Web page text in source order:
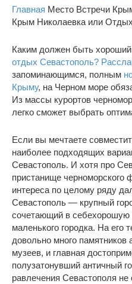
Главная Место Встречи
Крым Николаевка или
Каким должен быть
отдых Севастополь?
запоминающимся, полным
Крыму, на Черном море
Из массы курортов
легко сможет выбрать
Если вы мечтаете
наиболее подходящих
Севастополь. И хотя про
пристанище черноморского
интереса по целому ряду
Севастополь — крупный
сочетающий в себехорошую
маленького городка. На его
довольно много памятников
музеев, и главная
полузатонувший античный
равлечения Севастополя не